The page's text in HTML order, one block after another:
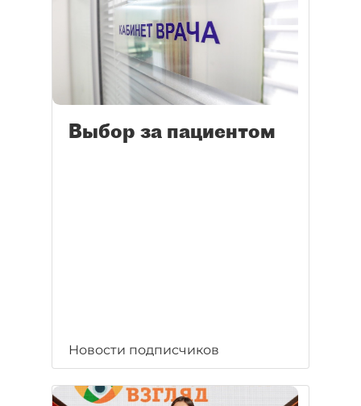
Выбор за пациентом
Новости подписчиков